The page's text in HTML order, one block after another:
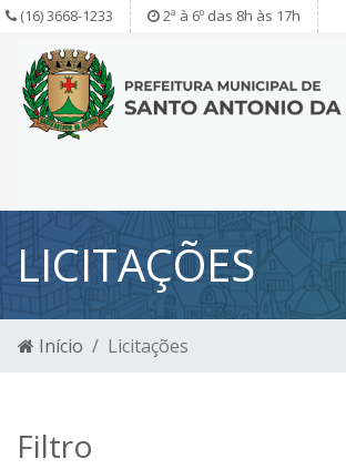
(16) 3668-1233 2ª à 6º das 8h às 17h
LICITAÇÕES
Início Licitações
Filtro